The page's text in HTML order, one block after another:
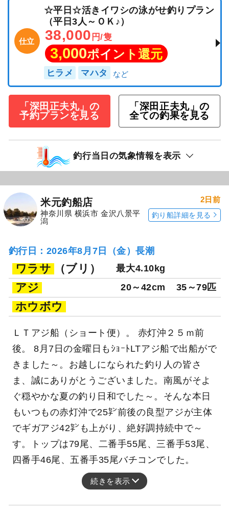
仕立
☆平日☆活きイワシの泳がせ釣りプラン
（平日3人～ＯＫ♪）
38,000 円/隻
3,000ポイント還元
ヒラメ マハタ
「深田正夫丸」の
予約プランを見る
「深田正夫丸」の
全ての釣果を見る
釣行当日の気象情報を表示
米元釣船店
神奈川県 横浜市 金沢八景平
潟
2日前
釣り船詳細を見る
釣行日：2026年8月7日（金）長潮
ワラサ （ブリ） 最大4.10kg
アジ 20～42cm 35～79匹
ホウボウ
ＬＴアジ船（ショート便）。 赤灯沖２５ｍ前
後。 8月7日の金曜日もｼｮｰﾄLTアジ船で出船がで
きました～。お越しになられた釣り人の皆さ
ま、誠にありがとうございました。南風がそよ
ぐ穏やかな夏の釣り日和でした～。そんな本日
もいつもの赤灯沖で25㌢前後の良型アジが主体
でギガアジ42㌢も上がり、絶好調持続中で～
す。トップは79尾、二番手55尾、三番手53尾、
四番手46尾、五番手35尾バチコンでした。
続きを表示